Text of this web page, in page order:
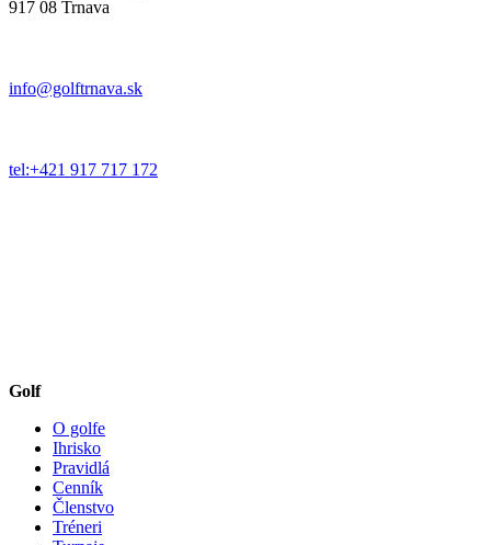
917 08 Trnava
info@golftrnava.sk
tel:+421 917 717 172
Golf
O golfe
Ihrisko
Pravidlá
Cenník
Členstvo
Tréneri